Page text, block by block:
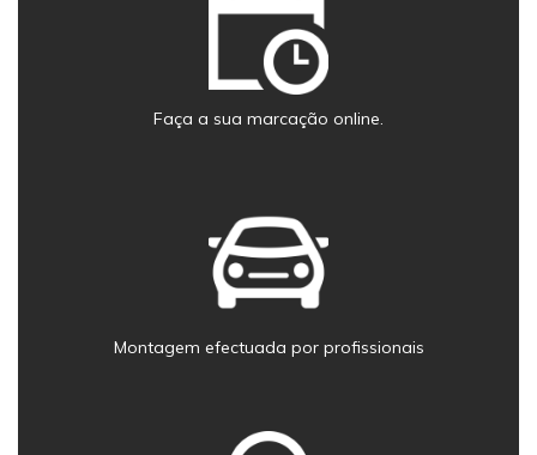
Faça a sua marcação online.
Montagem efectuada por profissionais